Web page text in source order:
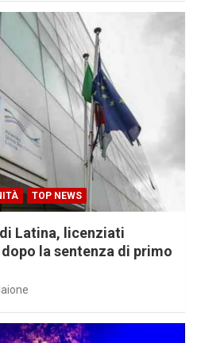
TOP NEWS
Latina, licenziati
la sentenza di primo